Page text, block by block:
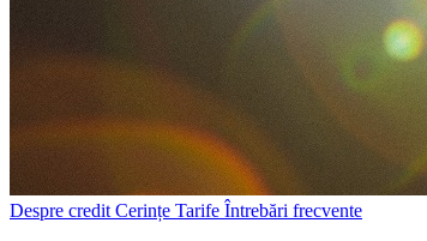
Despre credit Cerințe Tarife Întrebări frecvente